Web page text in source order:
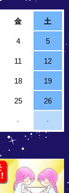
金 土
4 5
11 12
18 19
25 26
- -